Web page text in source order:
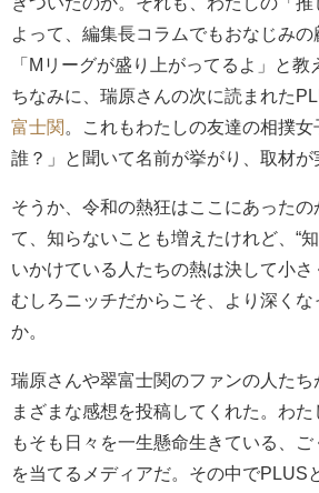
よって、編集長コラムでもおなじみ
「Mリーグが盛り上がってるよ」と教
ちなみに、瑞原さんの次に読まれた
富士関
。これもわたしの友達の相撲
誰？」と聞いて名前が挙がり、取材が
そうか、令和の熱狂はここにあったの
て、知らないことも増えたけれど、“
いかけている人たちの熱は決して小さ
むしろニッチだからこそ、より深く
か。
瑞原さんや翠富士関のファンの人たち
まざまな感想を投稿してくれた。わ
もそも日々を一生懸命生きている、
を当てるメディアだ。その中でPLUS